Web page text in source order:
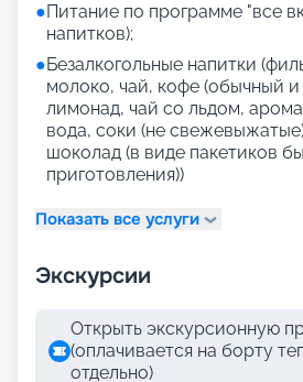
●Питание по программе "все
напитков);
●Безалкогольные напитки
молоко, чай, кофе (обычный и
лимонад, чай со льдом,
вода, соки (не
шоколад (в виде пакетиков
приготовления))
Показать все услуги
Экскурсии
Открыть экскурсионную
(оплачивается на борту
отдельно)